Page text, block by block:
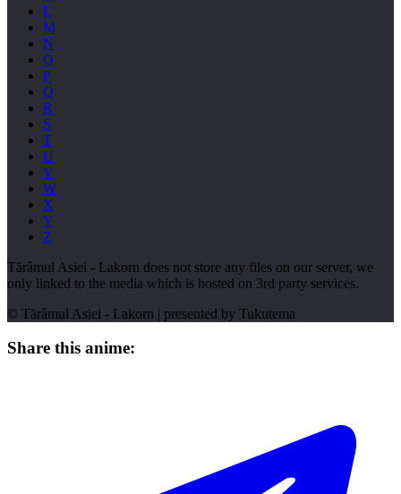
L
M
N
O
P
Q
R
S
T
U
V
W
X
Y
Z
Tărâmul Asiei - Lakorn does not store any files on our server, we
only linked to the media which is hosted on 3rd party services.
© Tărâmul Asiei - Lakorn | presented by Tukutema
Share this anime: